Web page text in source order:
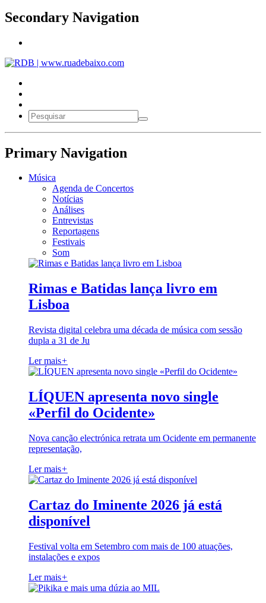
Secondary Navigation
Primary Navigation
Música
Agenda de Concertos
Notícias
Análises
Entrevistas
Reportagens
Festivais
Som
Rimas e Batidas lança livro em
Lisboa
Revista digital celebra uma década de música com sessão
dupla a 31 de Ju
Ler mais+
LÍQUEN apresenta novo single
«Perfil do Ocidente»
Nova canção electrónica retrata um Ocidente em permanente
representação,
Ler mais+
Cartaz do Iminente 2026 já está
disponível
Festival volta em Setembro com mais de 100 atuações,
instalações e expos
Ler mais+